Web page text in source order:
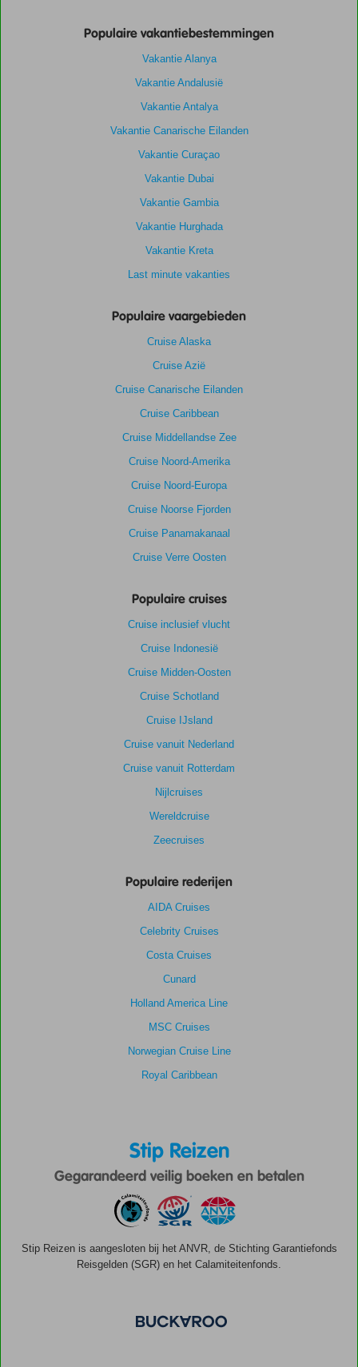
Populaire vakantiebestemmingen
Vakantie Alanya
Vakantie Andalusië
Vakantie Antalya
Vakantie Canarische Eilanden
Vakantie Curaçao
Vakantie Dubai
Vakantie Gambia
Vakantie Hurghada
Vakantie Kreta
Last minute vakanties
Populaire vaargebieden
Cruise Alaska
Cruise Azië
Cruise Canarische Eilanden
Cruise Caribbean
Cruise Middellandse Zee
Cruise Noord-Amerika
Cruise Noord-Europa
Cruise Noorse Fjorden
Cruise Panamakanaal
Cruise Verre Oosten
Populaire cruises
Cruise inclusief vlucht
Cruise Indonesië
Cruise Midden-Oosten
Cruise Schotland
Cruise IJsland
Cruise vanuit Nederland
Cruise vanuit Rotterdam
Nijlcruises
Wereldcruise
Zeecruises
Populaire rederijen
AIDA Cruises
Celebrity Cruises
Costa Cruises
Cunard
Holland America Line
MSC Cruises
Norwegian Cruise Line
Royal Caribbean
Stip Reizen
Gegarandeerd veilig boeken en betalen
Stip Reizen is aangesloten bij het ANVR, de Stichting Garantiefonds
Reisgelden (SGR) en het Calamiteitenfonds.